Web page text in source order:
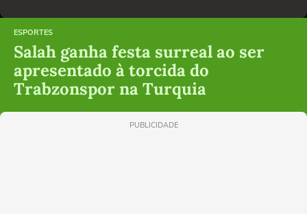
ESPORTES
Salah ganha festa surreal ao ser
apresentado à torcida do
Trabzonspor na Turquia
PUBLICIDADE